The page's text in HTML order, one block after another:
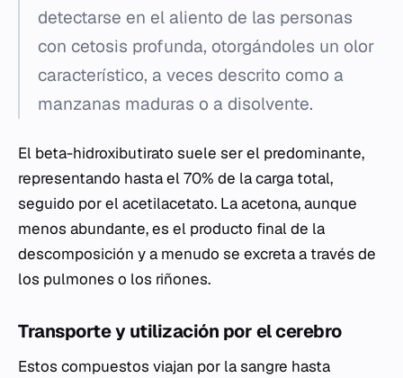
detectarse en el aliento de las personas
con cetosis profunda, otorgándoles un olor
característico, a veces descrito como a
manzanas maduras o a disolvente.
El beta-hidroxibutirato suele ser el predominante,
representando hasta el 70% de la carga total,
seguido por el acetilacetato. La acetona, aunque
menos abundante, es el producto final de la
descomposición y a menudo se excreta a través de
los pulmones o los riñones.
Transporte y utilización por el cerebro
Estos compuestos viajan por la sangre hasta